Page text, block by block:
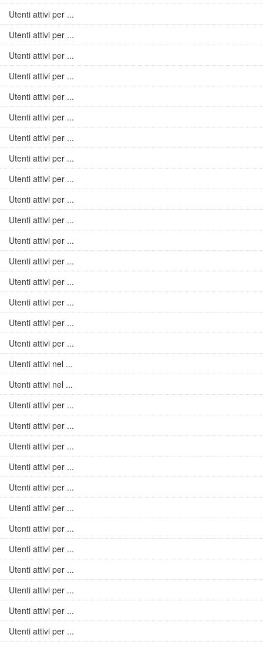
Utenti attivi per ...
Utenti attivi per ...
Utenti attivi per ...
Utenti attivi per ...
Utenti attivi per ...
Utenti attivi per ...
Utenti attivi per ...
Utenti attivi per ...
Utenti attivi per ...
Utenti attivi per ...
Utenti attivi per ...
Utenti attivi per ...
Utenti attivi per ...
Utenti attivi per ...
Utenti attivi per ...
Utenti attivi per ...
Utenti attivi per ...
Utenti attivi nel ...
Utenti attivi nel ...
Utenti attivi per ...
Utenti attivi per ...
Utenti attivi per ...
Utenti attivi per ...
Utenti attivi per ...
Utenti attivi per ...
Utenti attivi per ...
Utenti attivi per ...
Utenti attivi per ...
Utenti attivi per ...
Utenti attivi per ...
Utenti attivi per ...